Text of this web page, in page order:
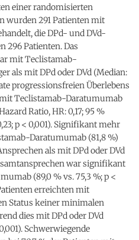
einer randomisierten
wurden 291 Patienten mit
die DPd- und DVd-
296 Patienten. Das
mit Teclistamab-
als mit DPd oder DVd (Median:
progressionsfreien Überlebens
Teclistamab-Daratumumab
Ratio, HR: 0,17; 95 %
p < 0,001). Signifikant mehr
Daratumumab (81,8 %)
als mit DPd oder DVd
war signifikant
(89,0 % vs. 75,3 %; p <
erreichten mit
Status keiner minimalen
dies mit DPd oder DVd
Schwerwiegende